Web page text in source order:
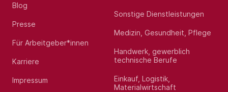
Blog
Presse
Für Arbeitgeber*innen
Karriere
Impressum
Sonstige Dienstleistungen
Medizin, Gesundheit, Pflege
Handwerk, gewerblich
technische Berufe
Einkauf, Logistik,
Materialwirtschaft